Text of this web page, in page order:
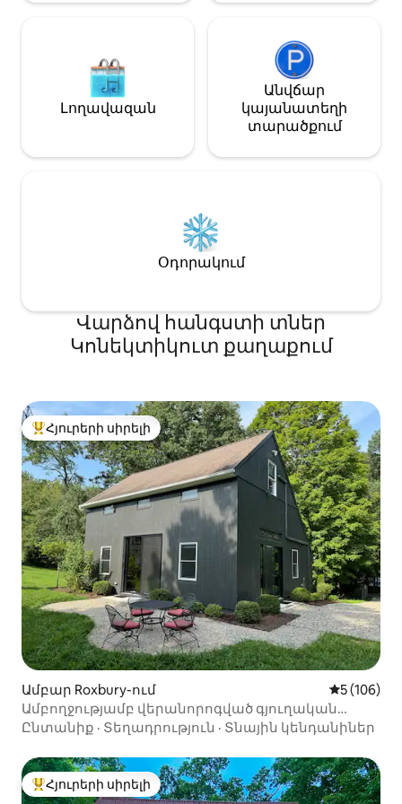
Լողավազան
Անվճար
կայանատեղի
տարածքում
Օդորակում
Վարձով հանգստի տներ
Կոնեկտիկուտ քաղաքում
Հյուրերի սիրելի լավագույն տները
Հյուրերի սիրելի
Ամբար Roxbury-ում Միջին
5 (106)
Ամբողջությամբ վերանորոգված գյուղական
ամբար
Ընտանիք · Տեղադրություն · Տնային կենդանիներ
Հյուրերի սիրելի լավագույն տները
Հյուրերի սիրելի